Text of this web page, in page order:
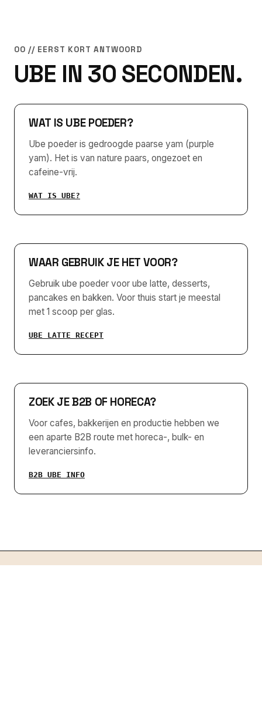
00 // EERST KORT ANTWOORD
UBE IN 30 SECONDEN.
WAT IS UBE POEDER?
Ube poeder is gedroogde paarse yam (purple
yam). Het is van nature paars, ongezoet en
cafeine-vrij.
WAT IS UBE?
WAAR GEBRUIK JE HET VOOR?
Gebruik ube poeder voor ube latte, desserts,
pancakes en bakken. Voor thuis start je meestal
met 1 scoop per glas.
UBE LATTE RECEPT
ZOEK JE B2B OF HORECA?
Voor cafes, bakkerijen en productie hebben we
een aparte B2B route met horeca-, bulk- en
leveranciersinfo.
B2B UBE INFO